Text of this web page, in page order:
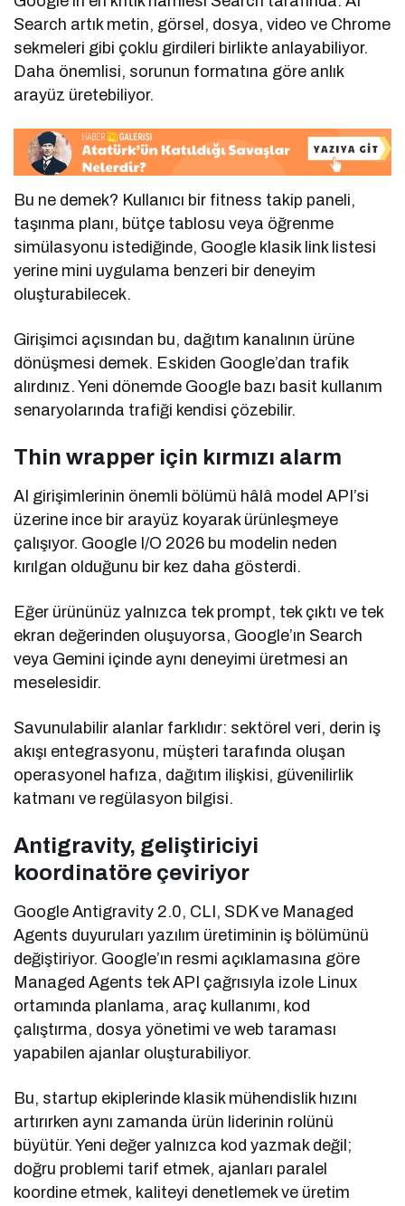
Search artık metin, görsel, dosya, video ve Chrome
sekmeleri gibi çoklu girdileri birlikte anlayabiliyor.
Daha önemlisi, sorunun formatına göre anlık
arayüz üretebiliyor.
Bu ne demek? Kullanıcı bir fitness takip paneli,
taşınma planı, bütçe tablosu veya öğrenme
simülasyonu istediğinde, Google klasik link listesi
yerine mini uygulama benzeri bir deneyim
oluşturabilecek.
Girişimci açısından bu, dağıtım kanalının ürüne
dönüşmesi demek. Eskiden Google’dan trafik
alırdınız. Yeni dönemde Google bazı basit kullanım
senaryolarında trafiği kendisi çözebilir.
Thin wrapper için kırmızı alarm
AI girişimlerinin önemli bölümü hâlâ model API’si
üzerine ince bir arayüz koyarak ürünleşmeye
çalışıyor. Google I/O 2026 bu modelin neden
kırılgan olduğunu bir kez daha gösterdi.
Eğer ürününüz yalnızca tek prompt, tek çıktı ve tek
ekran değerinden oluşuyorsa, Google’ın Search
veya Gemini içinde aynı deneyimi üretmesi an
meselesidir.
Savunulabilir alanlar farklıdır: sektörel veri, derin iş
akışı entegrasyonu, müşteri tarafında oluşan
operasyonel hafıza, dağıtım ilişkisi, güvenilirlik
katmanı ve regülasyon bilgisi.
Antigravity, geliştiriciyi
koordinatöre çeviriyor
Google Antigravity 2.0, CLI, SDK ve Managed
Agents duyuruları yazılım üretiminin iş bölümünü
değiştiriyor. Google’ın resmi açıklamasına göre
Managed Agents tek API çağrısıyla izole Linux
ortamında planlama, araç kullanımı, kod
çalıştırma, dosya yönetimi ve web taraması
yapabilen ajanlar oluşturabiliyor.
Bu, startup ekiplerinde klasik mühendislik hızını
artırırken aynı zamanda ürün liderinin rolünü
büyütür. Yeni değer yalnızca kod yazmak değil;
doğru problemi tarif etmek, ajanları paralel
koordine etmek, kaliteyi denetlemek ve üretim